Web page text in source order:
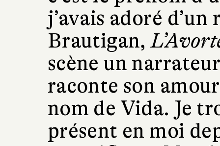
j’avais adoré
Brautigan,
scène un
raconte son
nom de Vida. Je
présent en moi